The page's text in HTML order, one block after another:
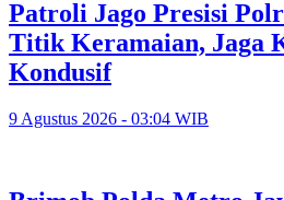
Patroli Jago Presisi
Titik Keramaian, Jaga
Kondusif
9 Agustus 2026 - 03:04 WIB